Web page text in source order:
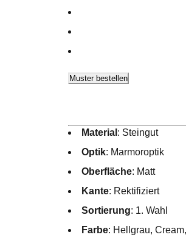
Muster bestellen
Material : Steingut
Optik: Marmoroptik
Oberfläche: Matt
Kante: Rektifiziert
Sortierung: 1. Wahl
Farbe: Hellgrau,